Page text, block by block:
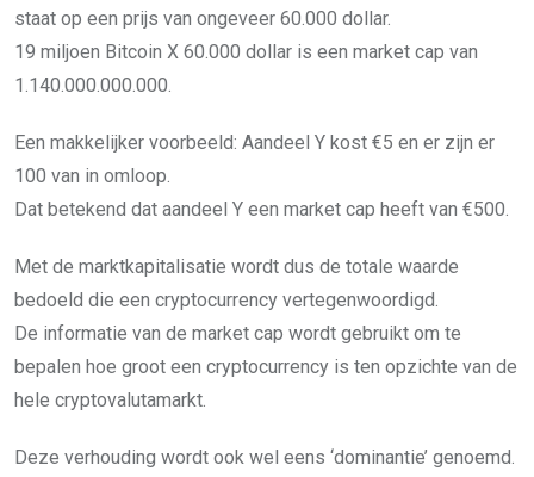
staat op een prijs van ongeveer 60.000 dollar.
19 miljoen Bitcoin X 60.000 dollar is een market cap van
1.140.000.000.000.
Een makkelijker voorbeeld: Aandeel Y kost €5 en er zijn er
100 van in omloop.
Dat betekend dat aandeel Y een market cap heeft van €500.
Met de marktkapitalisatie wordt dus de totale waarde
bedoeld die een cryptocurrency vertegenwoordigd.
De informatie van de market cap wordt gebruikt om te
bepalen hoe groot een cryptocurrency is ten opzichte van de
hele cryptovalutamarkt.
Deze verhouding wordt ook wel eens ‘dominantie’ genoemd.